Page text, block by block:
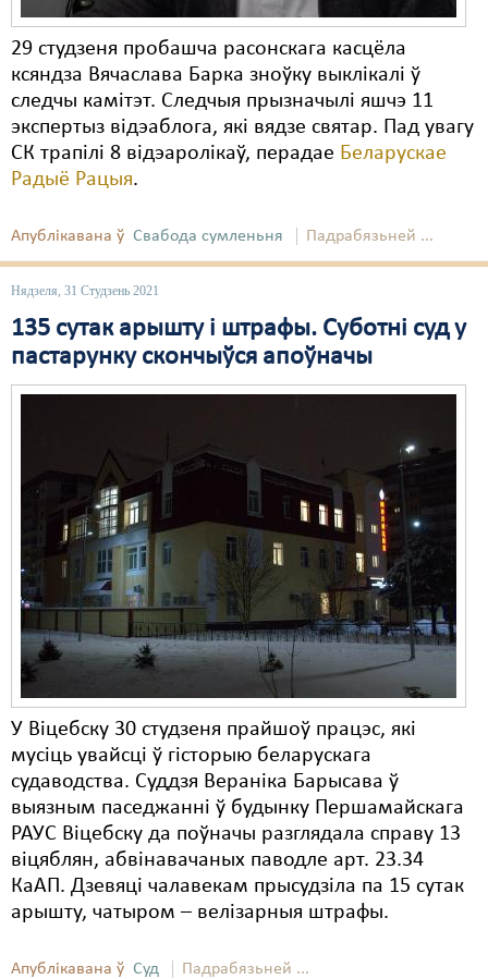
29 студзеня пробашча расонскага касцёла
ксяндза Вячаслава Барка зноўку выклікалі ў
следчы камітэт. Следчыя прызначылі яшчэ 11
экспертыз відэаблога, які вядзе святар. Пад увагу
СК трапілі 8 відэаролікаў, перадае Беларускае
Радыё Рацыя.
Апублікавана ў Свабода сумленьня Падрабязьней ...
Нядзеля, 31 Студзень 2021
135 сутак арышту і штрафы. Суботні суд у
пастарунку скончыўся апоўначы
У Віцебску 30 студзеня прайшоў працэс, які
мусіць увайсці ў гісторыю беларускага
судаводства. Суддзя Вераніка Барысава ў
выязным паседжанні ў будынку Першамайскага
РАУС Віцебску да поўначы разглядала справу 13
віцяблян, абвінавачаных паводле арт. 23.34
КаАП. Дзевяці чалавекам прысудзіла па 15 сутак
арышту, чатыром – велізарныя штрафы.
Апублікавана ў Суд Падрабязьней ...